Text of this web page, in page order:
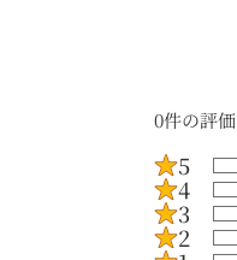
0件の評価
5
4
3
2